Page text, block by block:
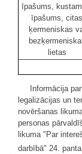
īpašums,
īpašums, citas
ķermeniskas
lietas
Informācija
legalizācijas un
novēršanas
personas
likuma "Par
darbībā" 24.